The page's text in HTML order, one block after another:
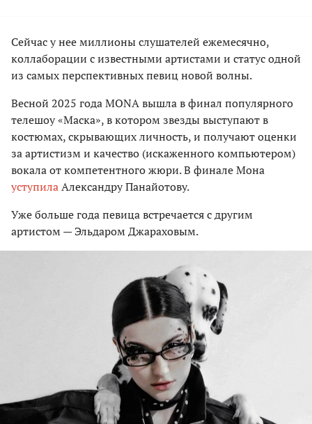
Сейчас у нее миллионы слушателей ежемесячно,
коллаборации с известными артистами и статус одной
из самых перспективных певиц новой волны.
Весной 2025 года MONA вышла в финал популярного
телешоу «Маска», в котором звезды выступают в
костюмах, скрывающих личность, и получают оценки
за артистизм и качество (искаженного компьютером)
вокала от компетентного жюри. В финале Мона
уступилаАлександру Панайотову.
Уже больше года певица встречается с другим
артистом — Эльдаром Джараховым.